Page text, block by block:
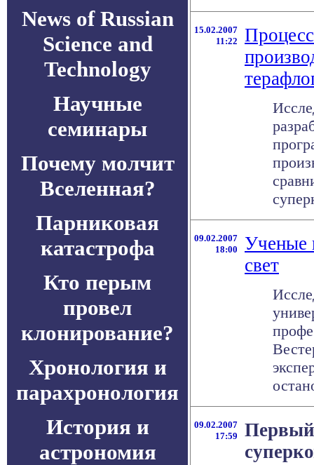
News of Russian
Science and
Technology
Научные
семинары
Почему молчит
Вселенная?
Парниковая
катастрофа
Кто перым
провел
клонирование?
Хронология и
парахронология
История и
астрономия
15.02.2007
11:22
09.02.2007
18:00
Ученые
свет
09.02.2007
17:59
Первый